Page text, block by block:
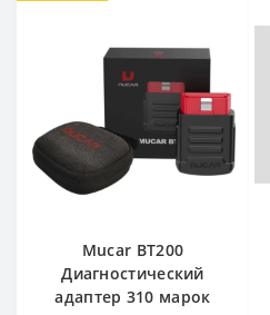
Mucar BT200
Диагностический
адаптер 310 марок